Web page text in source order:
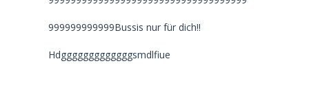
999999999999Bussis nur für dich!!
Hdgggggggggggggsmdlfiue